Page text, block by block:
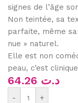
signes de l’âge
Non teintée, sa
parfaite, même
nue » naturel.
Elle est non
peau, c’est
د.ت
- +